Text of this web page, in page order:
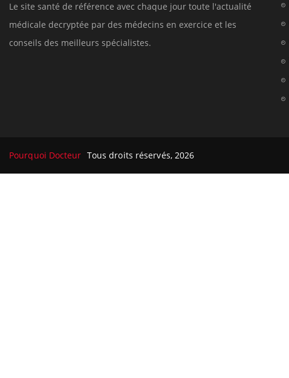
Le site santé de référence avec chaque jour toute l'actualité
médicale decryptée par des médecins en exercice et les
conseils des meilleurs spécialistes.
Pourquoi Docteur Tous droits réservés, 2026